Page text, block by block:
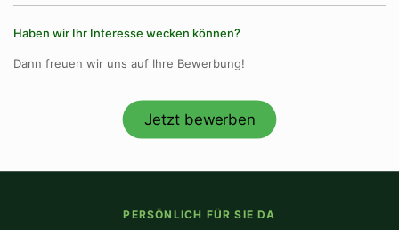
Haben wir Ihr Interesse wecken können?
Dann freuen wir uns auf Ihre Bewerbung!
Jetzt bewerben
PERSÖNLICH FÜR SIE DA